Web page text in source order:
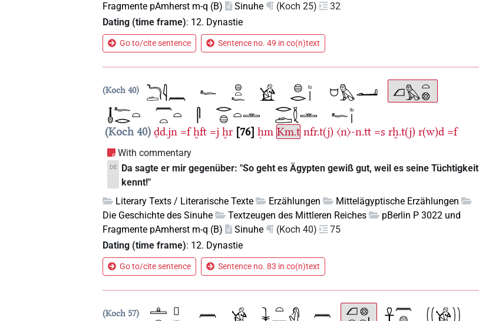
Fragmente pAmherst m-q (B)
Sinuhe (Koch 25)
32
Dating (time frame): 12. Dynastie
Go to/cite sentence Sentence no. 49 in co(n)text
Koch 40
Koch 40 ḏd.jn =f ḫft =j ḫr 76 ḥm Km.t nfr.t(j) 〈n〉-n.tt =s rḫ.t(j) r(w)d =f
With commentary
DE
Da sagte er mir gegenüber: "So geht es Ägypten gewiß gut, weil es seine Tüchtigkeit
kennt!"
Literary Texts / Literarische Texte
Erzählungen
Mittelägyptische Erzählungen
Die Geschichte des Sinuhe
Textzeugen des Mittleren Reiches
pBerlin P 3022 und
Fragmente pAmherst m-q (B)
Sinuhe (Koch 40)
75
Dating (time frame): 12. Dynastie
Go to/cite sentence Sentence no. 83 in co(n)text
Koch 57